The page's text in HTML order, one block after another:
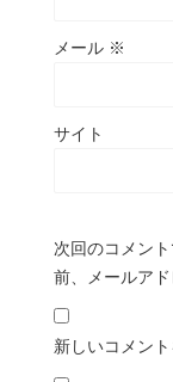
メール ※
サイト
次回のコメン
前、メールアド
新しいコメン